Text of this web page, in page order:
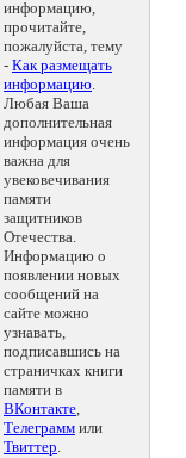
информацию,
прочитайте,
пожалуйста, тему
- Как размещать
информацию.
Любая Ваша
дополнительная
информация очень
важна для
увековечивания
памяти
защитников
Отечества.
Информацию о
появлении новых
сообщений на
сайте можно
узнавать,
подписавшись на
страничках книги
памяти в
ВКонтакте,
Телеграмм или
Твиттер.